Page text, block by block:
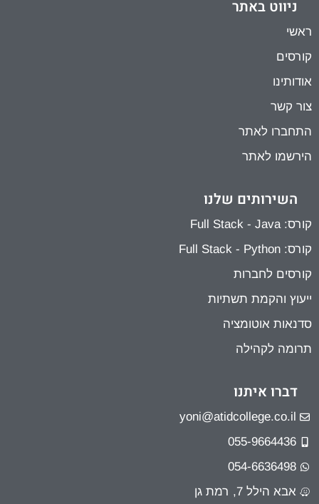
ניווט באתר
ראשי
קורסים
אודותינו
צור קשר
התחברו לאתר
הירשמו לאתר
השירותים שלנו
קורס: Full Stack - Java
קורס: Full Stack - Python
קורסים לחברות
ייעוץ והקמת תשתיות
סדנאות אוטומציה
תרומה לקהילה
דברו איתנו
yoni@atidcollege.co.il
055-9664436
054-6636498
אבא הילל 7, רמת גן